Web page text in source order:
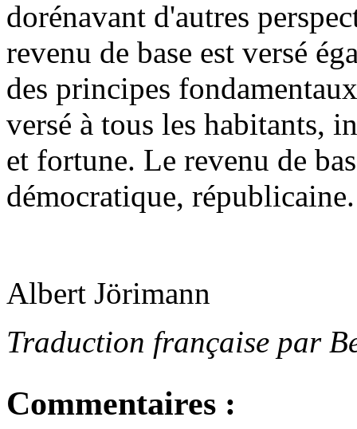
dorénavant d'autres
revenu de base est versé
des principes
versé à tous les habitants,
et fortune. Le revenu de
démocratique, républicaine.
Albert Jörimann
Traduction française par
Commentaires :